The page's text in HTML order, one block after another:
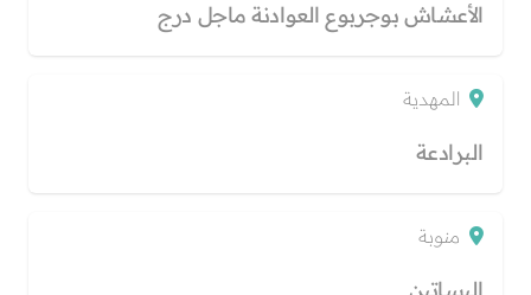
الأعشاش بوجربوع العوادنة ماجل درج
المهدية
البرادعة
منوبة